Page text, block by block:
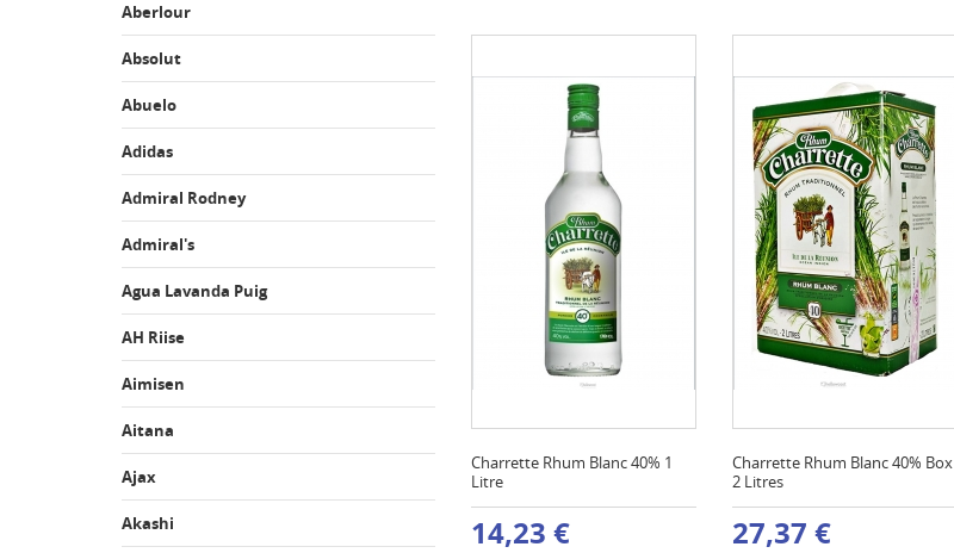
Aberlour
Absolut
Abuelo
Adidas
Admiral Rodney
Admiral's
Agua Lavanda Puig
AH Riise
Aimisen
Aitana
Ajax
Akashi
Charrette Rhum Blanc 40% 1
Litre
14,23 €
Charrette Rhum Blanc 40% Box
2 Litres
27,37 €